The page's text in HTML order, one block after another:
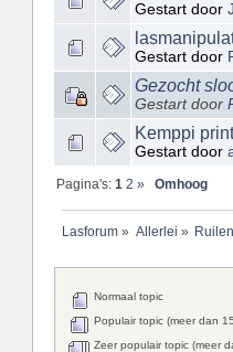
Gestart door
Gestart door
Gezocht
Gestart door
Kemppi
Gestart door
Pagina's:1 2 » Omhoog
Lasforum» Allerlei »
Normaal topic
Populair topic (meer dan
Zeer populair topic (meer